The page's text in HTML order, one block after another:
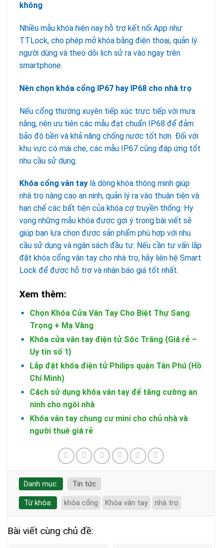
không
Nhiều mẫu khóa hiện nay hỗ trợ kết nối App như
TTLock, cho phép mở khóa bằng điện thoại, quản lý
người dùng và theo dõi lịch sử ra vào ngay trên
smartphone.
Nên chọn khóa cổng IP67 hay IP68 cho nhà trọ
Nếu cổng thường xuyên tiếp xúc trực tiếp với mưa
nắng, nên ưu tiên các mẫu đạt chuẩn IP68 để đảm
bảo độ bền và khả năng chống nước tốt hơn. Đối với
khu vực có mái che, các mẫu IP67 cũng đáp ứng tốt
nhu cầu sử dụng.
Khóa cổng vân tay là dòng khóa thông minh giúp
nhà trọ nâng cao an ninh, quản lý ra vào thuận tiện và
hạn chế các bất tiện của khóa cơ truyền thống. Hy
vọng những mẫu khóa được gợi ý trong bài viết sẽ
giúp bạn lựa chọn được sản phẩm phù hợp với nhu
cầu sử dụng và ngân sách đầu tư. Nếu cần tư vấn lắp
đặt khóa cổng vân tay cho nhà trọ, hãy liên hệ Smart
Lock để được hỗ trợ và nhận báo giá tốt nhất.
Xem thêm:
Chọn Khóa Cửa Vân Tay Cho Biệt Thự Sang
Trọng + Mạ Vàng
Khóa cửa vân tay điện tử Sóc Trăng {Giá rẻ –
Uy tín số 1}
Lắp đặt khóa điện tử Philips quận Tân Phú (Hồ
Chí Minh)
Cách sử dụng khóa vân tay để tăng cường an
ninh cho ngôi nhà
Khóa vân tay chung cư mini cho chủ nhà và
người thuê giá rẻ
Danh mục: Tin tức
Từ khóa: khóa cổng Khóa vân tay nhà trọ
Bài viết cùng chủ đề: